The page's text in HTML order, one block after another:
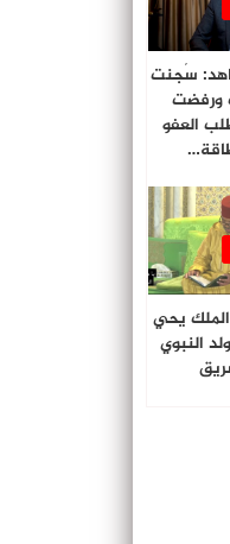
سُجنت
ورفضت
العفو
الملك يحي
النبوي